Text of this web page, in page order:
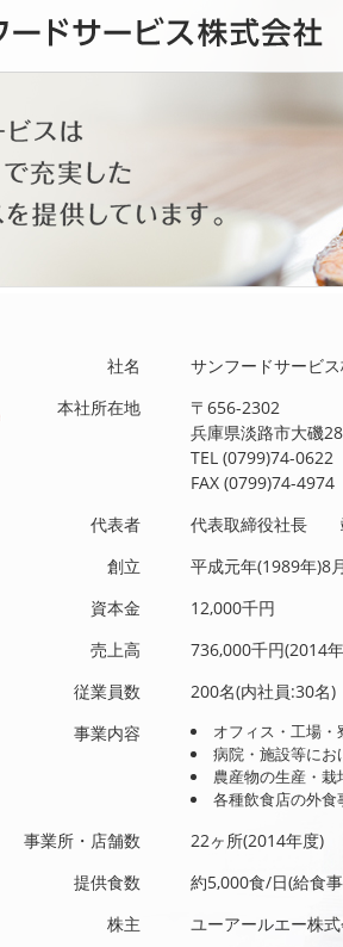
社名
サンフードサービ
本社所在地
〒656-2302
兵庫県淡路市大磯
TEL (0799)74-0622
FAX (0799)74-4974
代表者
代表取締役社長
創立
平成元年(1989年)8
資本金
12,000千円
売上高
736,000千円(2014
従業員数
200名(内社員:30名)
事業内容
オフィス・工場
病院・施設等に
農産物の生産・
各種飲食店の外食
事業所・店舗数
22ヶ所(2014年度)
提供食数
約5,000食/日(給食
株主
ユーアールエー株